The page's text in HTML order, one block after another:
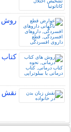
روش
نقش